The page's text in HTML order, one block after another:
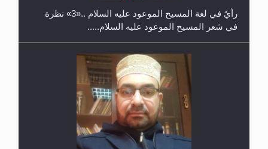
رأيٌ في لغة المسيح الموعود عليه السلام ..«3» نظرة
في شعر المسيح الموعود عليه السلام.....